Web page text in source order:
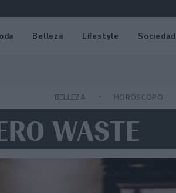
Belleza Lifestyle Sociedad
BELLEZA HORÓSCOPO
WASTE